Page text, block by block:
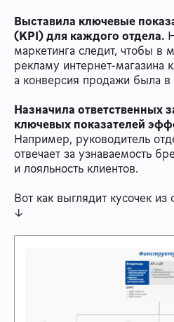
Выставила ключевые
(KPI) для каждого отдела.
маркетинга следит, чтобы в
рекламу интернет-магазина
а конверсия продажи была в
Назначила ответственных
ключевых показателей
Например, руководитель
отвечает за узнаваемость
и лояльность клиентов.
Вот как выглядит кусочек
↓